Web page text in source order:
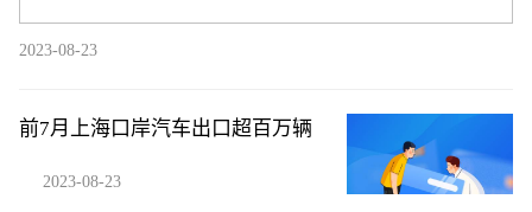
2023-08-23
前7月上海口岸汽车出口超百万辆
2023-08-23